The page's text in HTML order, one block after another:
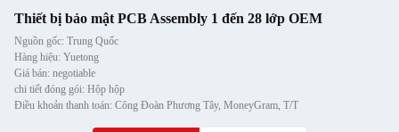
Thiết bị bảo mật PCB Assembly 1 đến 28 lớp OEM
Nguồn gốc: Trung Quốc
Hàng hiệu: Yuetong
Giá bán: negotiable
chi tiết đóng gói: Hộp hộp
Điều khoản thanh toán: Công Đoàn Phương Tây, MoneyGram, T/T